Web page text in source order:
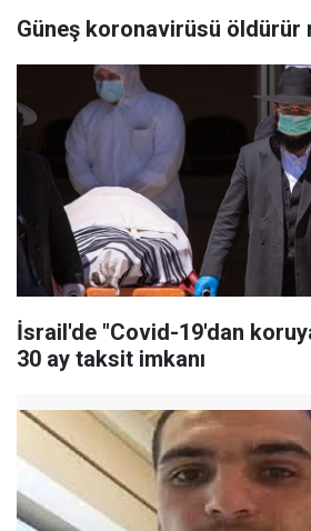
Güneş koronavirüsü öldürür
İsrail'de "Covid-19'dan
30 ay taksit imkanı